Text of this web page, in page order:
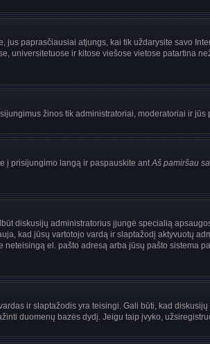
jus paprasčiausiai atjungs, kai tik uždarysite savo
ir kitose viešose vietose patartina
žinos tik administratoriai, moderatoriai ir jūs
į prisijungimo langą ir paspauskite antAš pamiršau
diskusijų administratorius įjungė specialią
kad jūsų vartotojo vardą ir slaptažodį aktyvuotų
el. pašto adresą arba jūsų pašto sistema
ir slaptažodis yra teisingi. Gali būti, kad
duomenų bazės dydį. Jeigu taip įvyko,